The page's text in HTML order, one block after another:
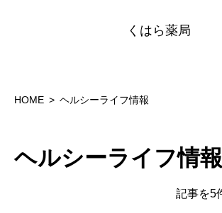
くはら薬局
HOME ヘルシーライフ情報
ヘルシーライフ情報